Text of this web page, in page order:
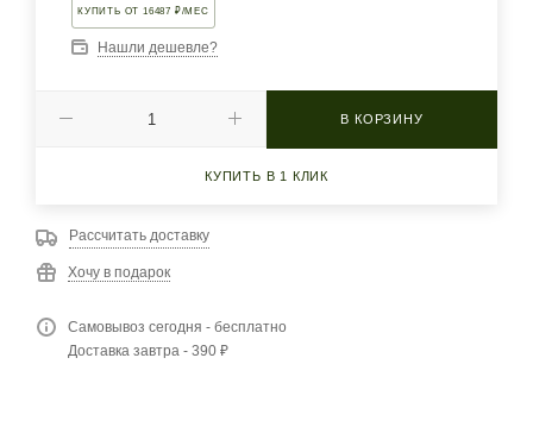
КУПИТЬ ОТ 16487 ₽/МЕС
Нашли дешевле?
В КОРЗИНУ
КУПИТЬ В 1 КЛИК
Рассчитать доставку
Хочу в подарок
Самовывоз сегодня - бесплатно
Доставка завтра - 390 ₽